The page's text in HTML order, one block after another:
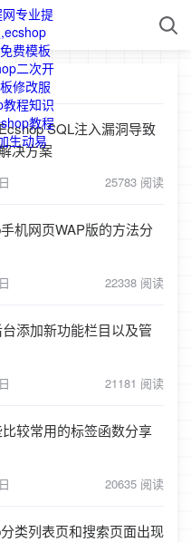
SQL注入漏洞导致
决方案
25783 阅读
机网页WAP版的方法分
22338 阅读
添加新功能栏目以及管
21181 阅读
较常用的标签函数分享
20635 阅读
类列表页和搜索页面出现